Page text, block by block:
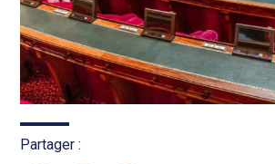
Partager :